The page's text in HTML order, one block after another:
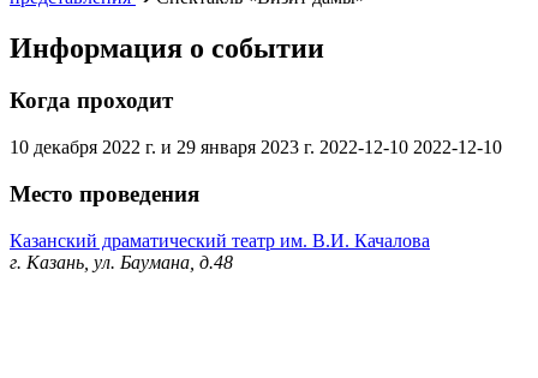
Информация о событии
Когда проходит
10 декабря 2022 г. и 29 января 2023 г. 2022-12-10 2022-12-10
Место проведения
Казанский драматический театр им. В.И. Качалова
г. Казань, ул. Баумана, д.48